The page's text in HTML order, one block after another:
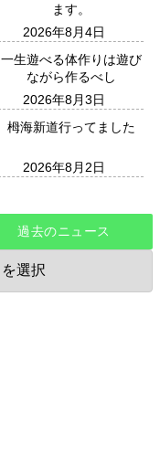
ます。
2026年8月4日
一生遊べる体作りは遊び
ながら作るべし
2026年8月3日
栂海新道行ってました
2026年8月2日
過去のニュース